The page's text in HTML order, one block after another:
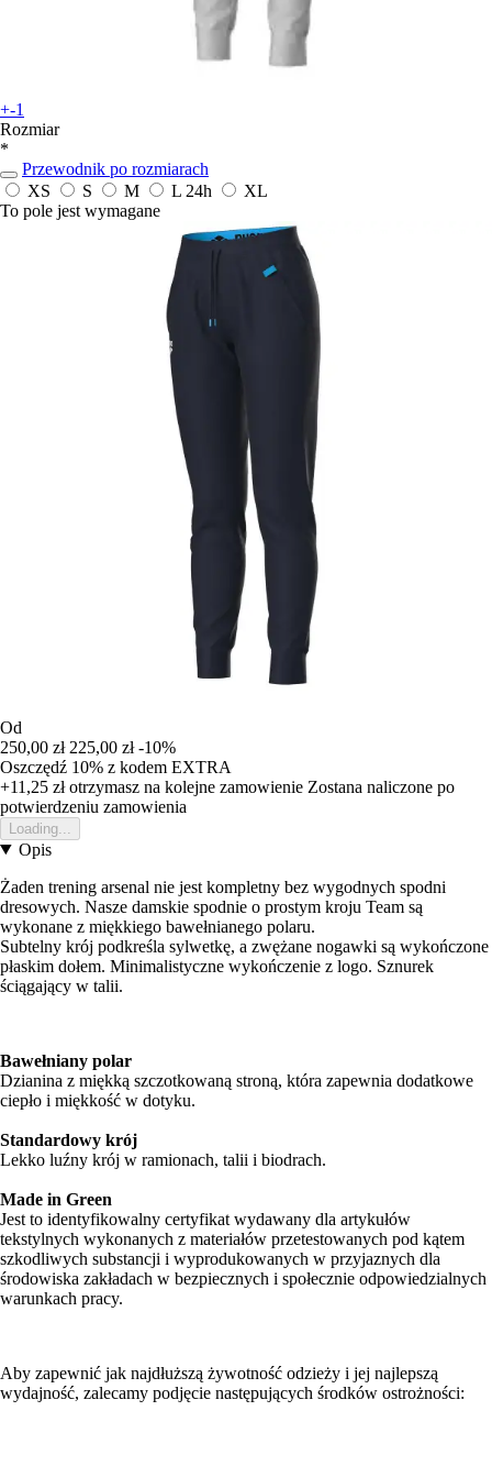
+-1
Rozmiar
*
Przewodnik po rozmiarach
XS
S M L 24h
XL
To pole jest wymagane
Od
250,00 zł 225,00 zł -10%
Oszczędź 10% z kodem EXTRA
+11,25 złotrzymasz na kolejne zamowienie Zostana naliczone po
potwierdzeniu zamowienia
Loading...
Opis
Żaden trening arsenal nie jest kompletny bez wygodnych spodni
dresowych. Nasze damskie spodnie o prostym kroju Team są
wykonane z miękkiego bawełnianego polaru.
Subtelny krój podkreśla sylwetkę, a zwężane nogawki są wykończone
płaskim dołem. Minimalistyczne wykończenie z logo. Sznurek
ściągający w talii.
Bawełniany polar
Dzianina z miękką szczotkowaną stroną, która zapewnia dodatkowe
ciepło i miękkość w dotyku.
Standardowy krój
Lekko luźny krój w ramionach, talii i biodrach.
Made in Green
Jest to identyfikowalny certyfikat wydawany dla artykułów
tekstylnych wykonanych z materiałów przetestowanych pod kątem
szkodliwych substancji i wyprodukowanych w przyjaznych dla
środowiska zakładach w bezpiecznych i społecznie odpowiedzialnych
warunkach pracy.
Aby zapewnić jak najdłuższą żywotność odzieży i jej najlepszą
wydajność, zalecamy podjęcie następujących środków ostrożności: